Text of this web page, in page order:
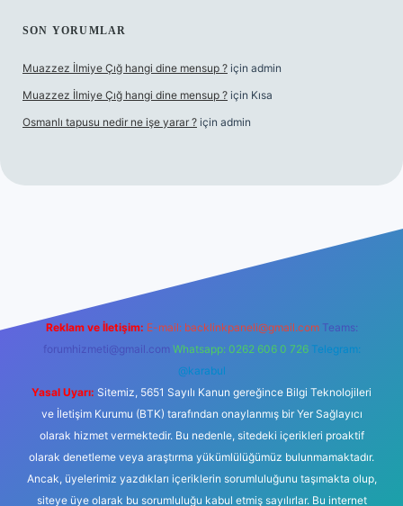
SON YORUMLAR
Muazzez İlmiye Çığ hangi dine mensup ? için admin
Muazzez İlmiye Çığ hangi dine mensup ? için Kısa
Osmanlı tapusu nedir ne işe yarar ? için admin
m elexbet
Reklam ve İletişim: E-mail: backlinkpaneli@gmail.com Teams:
forumhizmeti@gmail.com Whatsapp: 0262 606 0 726 Telegram:
@karabul
Yasal Uyarı: Sitemiz, 5651 Sayılı Kanun gereğince Bilgi Teknolojileri
ve İletişim Kurumu (BTK) tarafından onaylanmış bir Yer Sağlayıcı
olarak hizmet vermektedir. Bu nedenle, sitedeki içerikleri proaktif
olarak denetleme veya araştırma yükümlülüğümüz bulunmamaktadır.
Ancak, üyelerimiz yazdıkları içeriklerin sorumluluğunu taşımakta olup,
siteye üye olarak bu sorumluluğu kabul etmiş sayılırlar. Bu internet